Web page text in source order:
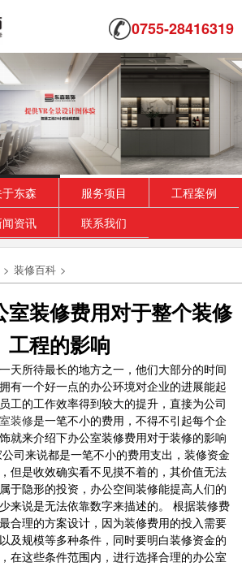
0755-28416319
于东森 服务项目
工程案例
闻资讯 联系我们
> 装修百科 >
室装修费用对于整个装修
工程的影响
天所待最长的地方之一，他们大部分的时间
有一个好一点的办公环境对企业的进展能起
工的工作效率得到较大的提升，直接为公司
装修是一笔不小的费用，不得不引起每个企
就来介绍下办公室装修费用对于装修的影响
司来说都是一笔不小的费用支出，装修资金
但是收效确实看不见摸不着的，其价值无法
于隐形的投资，办公空间装修能提高人们的
来说是无法依靠数字来描述的。 根据装修费
合理的方案设计，因为装修费用的投入需要
及规模等多种条件，同时要明白装修资金的
在这些条件范围内，进行选择合理的办公室
业办公室装修装饰
天来说一说科技公司办公室装修设计时，可以
择哪些设计风格。我们都知道，办公室装修设
的重...
08-29
境电商办公室装修